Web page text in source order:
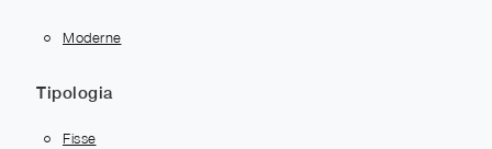
Moderne
Tipologia
Fisse